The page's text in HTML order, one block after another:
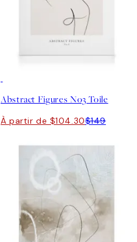
Abstract Figures No3 Toile
À partir de $104.30$149